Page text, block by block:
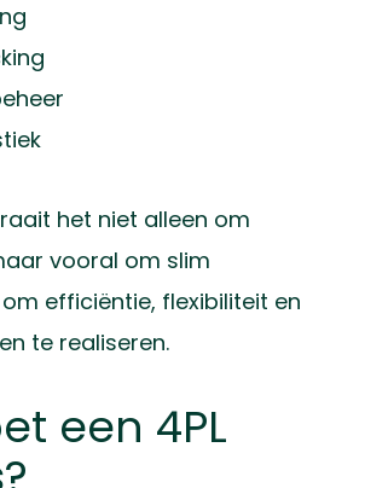
het niet alleen om
vooral om slim
efficiëntie, flexibiliteit en
te realiseren.
een 4PL